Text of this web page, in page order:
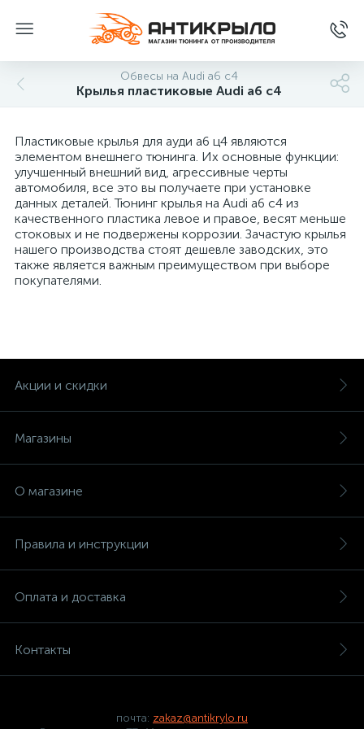
Обвесы на Audi a6 c4
Крылья пластиковые Audi a6 c4
Пластиковые крылья для ауди а6 ц4 являются
элементом внешнего тюнинга. Их основные функции:
улучшенный внешний вид, агрессивные черты
автомобиля, все это вы получаете при установке
данных деталей. Тюнинг крылья на Audi a6 c4 из
качественного пластика левое и правое, весят меньше
стоковых и не подвержены коррозии. Зачастую крылья
нашего производства стоят дешевле заводских, это
также является важным преимуществом при выборе
покупателями.
Акции и скидки
Магазины
О магазине
Правила и инструкции
Оплата и доставка
Контакты
почта: zakaz@antikrylo.ru